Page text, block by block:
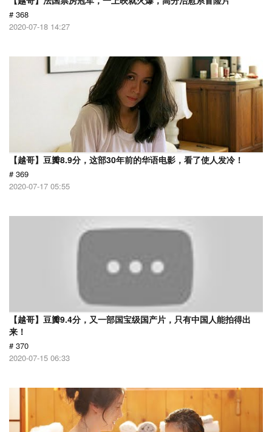
# 368
2020-07-18 14:27
【越哥】豆瓣8.9分，这部30年前的华语电影，看了使人发冷！
# 369
2020-07-17 05:55
【越哥】豆瓣9.4分，又一部国宝级国产片，只有中国人能拍得出
来！
# 370
2020-07-15 06:33